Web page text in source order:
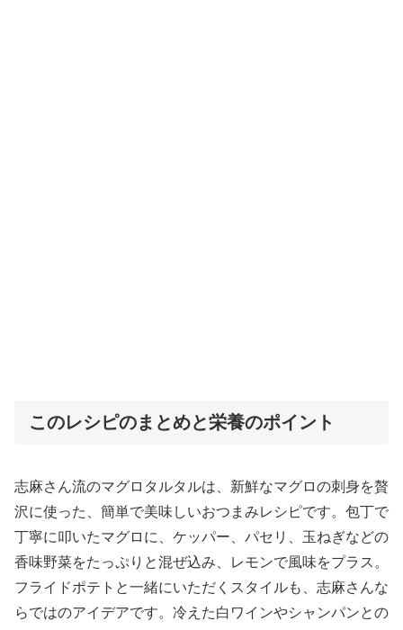
このレシピのまとめと栄養のポイント
志麻さん流のマグロタルタルは、新鮮なマグロの刺身を贅
沢に使った、簡単で美味しいおつまみレシピです。包丁で
丁寧に叩いたマグロに、ケッパー、パセリ、玉ねぎなどの
香味野菜をたっぷりと混ぜ込み、レモンで風味をプラス。
フライドポテトと一緒にいただくスタイルも、志麻さんな
らではのアイデアです。冷えた白ワインやシャンパンとの